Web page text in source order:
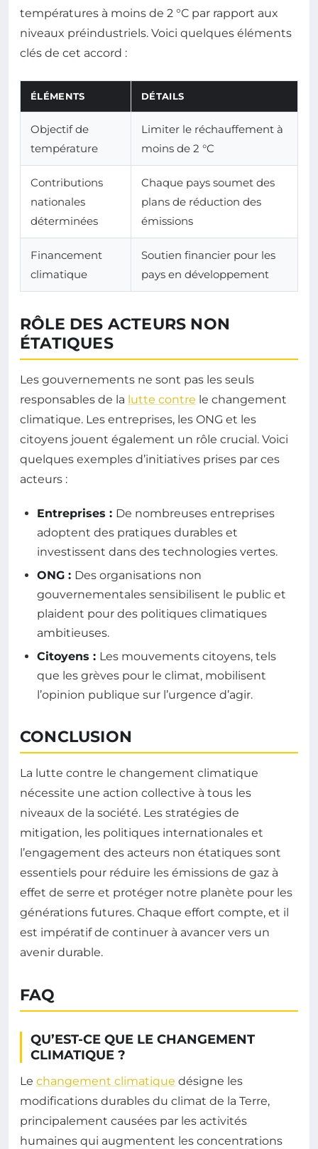
températures à moins de 2 °C par rapport aux
niveaux préindustriels. Voici quelques éléments
clés de cet accord :
ÉLÉMENTS DÉTAILS
Objectif de
température
Limiter le réchauffement à
moins de 2 °C
Contributions
nationales
déterminées
Chaque pays soumet des
plans de réduction des
émissions
Financement
climatique
Soutien financier pour les
pays en développement
RÔLE DES ACTEURS NON
ÉTATIQUES
Les gouvernements ne sont pas les seuls
responsables de la lutte contre le changement
climatique. Les entreprises, les ONG et les
citoyens jouent également un rôle crucial. Voici
quelques exemples d’initiatives prises par ces
acteurs :
Entreprises : De nombreuses entreprises
adoptent des pratiques durables et
investissent dans des technologies vertes.
ONG : Des organisations non
gouvernementales sensibilisent le public et
plaident pour des politiques climatiques
ambitieuses.
Citoyens : Les mouvements citoyens, tels
que les grèves pour le climat, mobilisent
l’opinion publique sur l’urgence d’agir.
CONCLUSION
La lutte contre le changement climatique
nécessite une action collective à tous les
niveaux de la société. Les stratégies de
mitigation, les politiques internationales et
l’engagement des acteurs non étatiques sont
essentiels pour réduire les émissions de gaz à
effet de serre et protéger notre planète pour les
générations futures. Chaque effort compte, et il
est impératif de continuer à avancer vers un
avenir durable.
FAQ
QU’EST-CE QUE LE CHANGEMENT
CLIMATIQUE ?
Le changement climatique désigne les
modifications durables du climat de la Terre,
principalement causées par les activités
humaines qui augmentent les concentrations